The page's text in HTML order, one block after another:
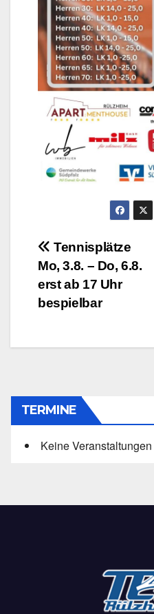
Tennisplätze
Mo, 3.8. – Do, 6.8.
erst ab 17 Uhr
bespielbar
TERMINE
Keine Veranstaltungen